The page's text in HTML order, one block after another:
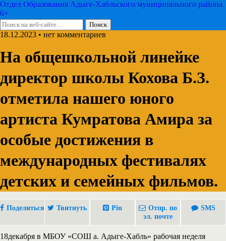
Отдел Образования Адыге-Хабльского муниципального района
6+
18.12.2023 • нет комментариев
На общешкольной линейке
директор школы Кохова Б.З.
отметила нашего юного
артиста Кумратова Амира за
особые достижения в
международных фестивалях
детских и семейных фильмов.
Поделиться Твитнуть Pin
Отпр. по
эл. почте
SMS
18декабря в МБОУ «СОШ а. Адыге-Хабль» рабочая неделя